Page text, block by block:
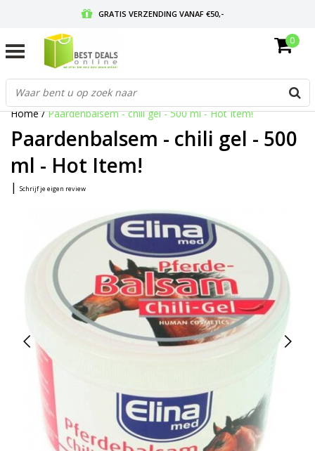
GRATIS VERZENDING VANAF €50,-
GRATIS RETOURNEREN EN 30 DAGEN BEDENKTIJD
0
Home/Paardenbalsem - chili gel - 500 ml - Hot Item!
Paardenbalsem - chili gel - 500
ml - Hot Item!
| Schrijf je eigen review